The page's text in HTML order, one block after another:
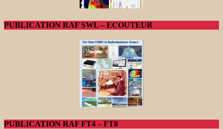
PUBLICATION RAF SWL – ECOUTEUR
PUBLICATION RAF FT4 – FT8